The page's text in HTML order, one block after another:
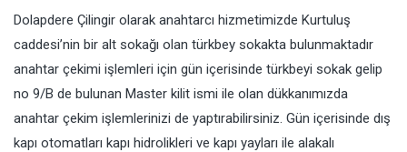
Dolapdere Çilingir olarak anahtarcı hizmetimizde Kurtuluş
caddesi’nin bir alt sokağı olan türkbey sokakta bulunmaktadır
anahtar çekimi işlemleri için gün içerisinde türkbeyi sokak gelip
no 9/B de bulunan Master kilit ismi ile olan dükkanımızda
anahtar çekim işlemlerinizi de yaptırabilirsiniz. Gün içerisinde dış
kapı otomatları kapı hidrolikleri ve kapı yayları ile alakalı